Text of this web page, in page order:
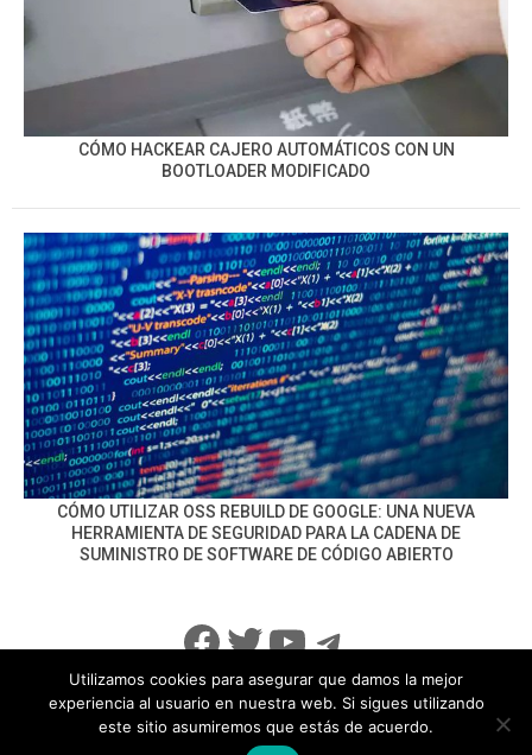
CÓMO HACKEAR CAJERO AUTOMÁTICOS CON UN
BOOTLOADER MODIFICADO
CÓMO UTILIZAR OSS REBUILD DE GOOGLE: UNA NUEVA
HERRAMIENTA DE SEGURIDAD PARA LA CADENA DE
SUMINISTRO DE SOFTWARE DE CÓDIGO ABIERTO
Facebook
Twitter
YouTube
Telegram
info@noticiasseguridad.com Política de Privacidad
Utilizamos cookies para asegurar que damos la mejor
experiencia al usuario en nuestra web. Si sigues utilizando
este sitio asumiremos que estás de acuerdo.